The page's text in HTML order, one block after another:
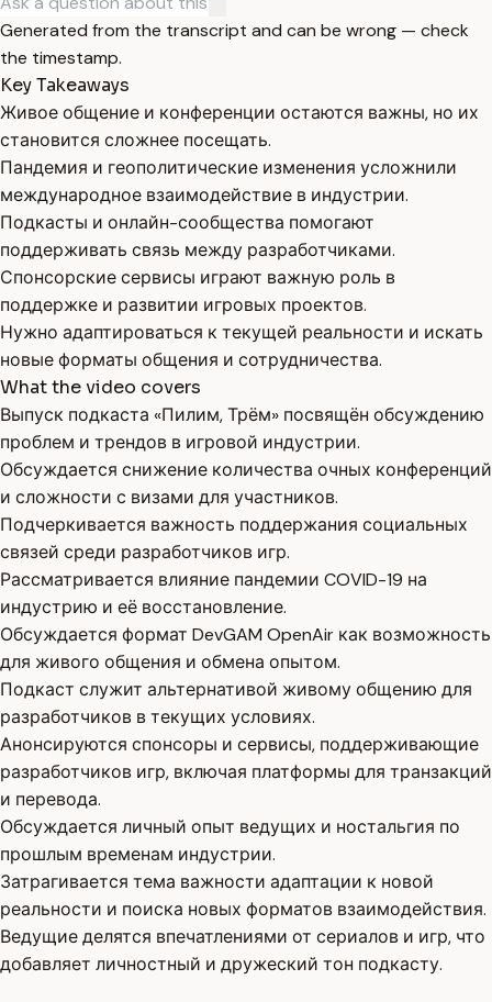
Generated from the transcript and can be wrong — check
the timestamp.
Key Takeaways
Живое общение и конференции остаются важны, но их
становится сложнее посещать.
Пандемия и геополитические изменения усложнили
международное взаимодействие в индустрии.
Подкасты и онлайн-сообщества помогают
поддерживать связь между разработчиками.
Спонсорские сервисы играют важную роль в
поддержке и развитии игровых проектов.
Нужно адаптироваться к текущей реальности и искать
новые форматы общения и сотрудничества.
What the video covers
Выпуск подкаста «Пилим, Трём» посвящён обсуждению
проблем и трендов в игровой индустрии.
Обсуждается снижение количества очных конференций
и сложности с визами для участников.
Подчеркивается важность поддержания социальных
связей среди разработчиков игр.
Рассматривается влияние пандемии COVID-19 на
индустрию и её восстановление.
Обсуждается формат DevGAM OpenAir как возможность
для живого общения и обмена опытом.
Подкаст служит альтернативой живому общению для
разработчиков в текущих условиях.
Анонсируются спонсоры и сервисы, поддерживающие
разработчиков игр, включая платформы для транзакций
и перевода.
Обсуждается личный опыт ведущих и ностальгия по
прошлым временам индустрии.
Затрагивается тема важности адаптации к новой
реальности и поиска новых форматов взаимодействия.
Ведущие делятся впечатлениями от сериалов и игр, что
добавляет личностный и дружеский тон подкасту.